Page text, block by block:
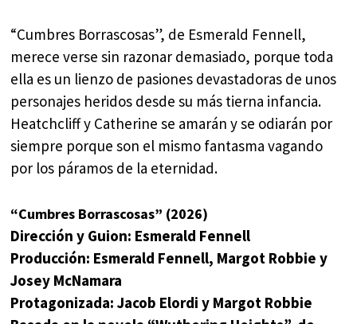
“Cumbres Borrascosas”, de Esmerald Fennell,
merece verse sin razonar demasiado, porque toda
ella es un lienzo de pasiones devastadoras de unos
personajes heridos desde su más tierna infancia.
Heatchcliff y Catherine se amarán y se odiarán por
siempre porque son el mismo fantasma vagando
por los páramos de la eternidad.
“Cumbres Borrascosas” (2026)
Dirección y Guion: Esmerald Fennell
Producción: Esmerald Fennell, Margot Robbie y
Josey McNamara
Protagonizada: Jacob Elordi y Margot Robbie